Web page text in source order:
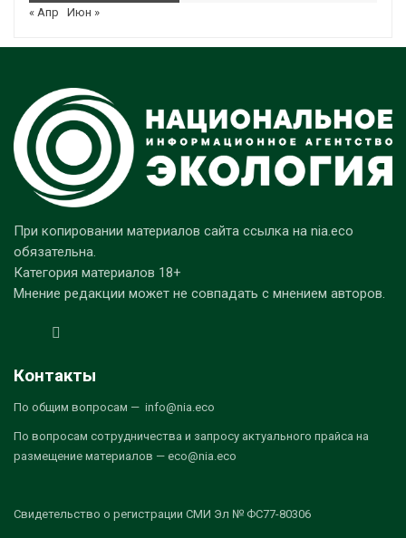
« Апр
Июн »
При копировании материалов сайта ссылка на nia.eco
обязательна.
Категория материалов 18+
Мнение редакции может не совпадать с мнением авторов.
Контакты
По общим вопросам — info@nia.eco
По вопросам сотрудничества и запросу актуального прайса на
размещение материалов — eco@nia.eco
Свидетельство о регистрации СМИ Эл № ФС77-80306